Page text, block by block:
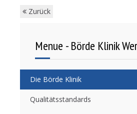
Zurück
Menue - Börde Klinik
Die Börde Klinik
Qualitätsstandards